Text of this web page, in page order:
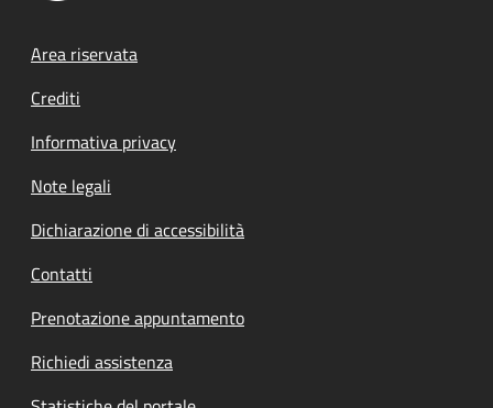
Footer menu
Area riservata
Crediti
Informativa privacy
Note legali
Dichiarazione di accessibilità
Contatti
Prenotazione appuntamento
Richiedi assistenza